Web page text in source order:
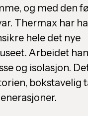
og med den
Thermax har
hele det nye
Arbeidet
og isolasjon.
bokstavelig